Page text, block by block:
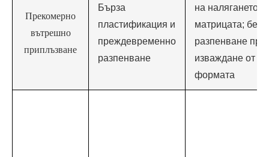
Прекомерно
вътрешно
приплъзване
Бърза
пластификация и
преждевременно
разпенване
на налягането
матрицата; без
разпенване при
изваждане от
формата